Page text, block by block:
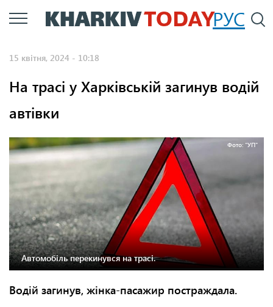
Перейти
до
РУС
15 квітня, 2024 - 10:18
На трасі у Харківській загинув водій
автівки
Фото: "УП"
Автомобіль перекинувся на трасі.
Водій загинув, жінка-пасажир постраждала.